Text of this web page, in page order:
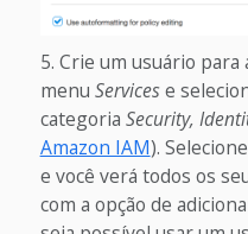
Crie um usuário para
menu Servicese
categoria Security,
Amazon IAM). Selecione
e você verá todos os
com a opção de